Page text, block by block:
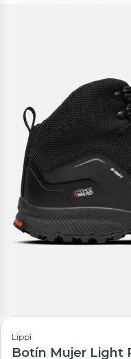
Lippi
Botín Mujer Light